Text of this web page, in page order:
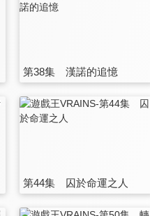
第38集 漢諾的追憶
第44集 囚於命運之人